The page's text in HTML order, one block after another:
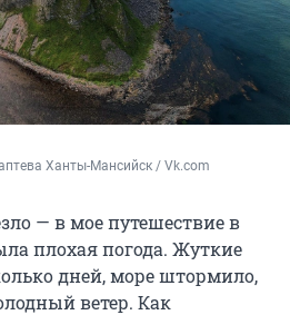
Ханты-Мансийск / Vk.com
— в мое путешествие в
плохая погода. Жуткие
дней, море штормило,
ветер. Как